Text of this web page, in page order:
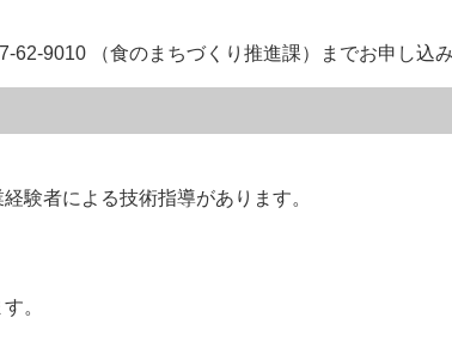
62-9010 （食のまちづくり推進課）までお申し込み
験者による技術指導があります。
。